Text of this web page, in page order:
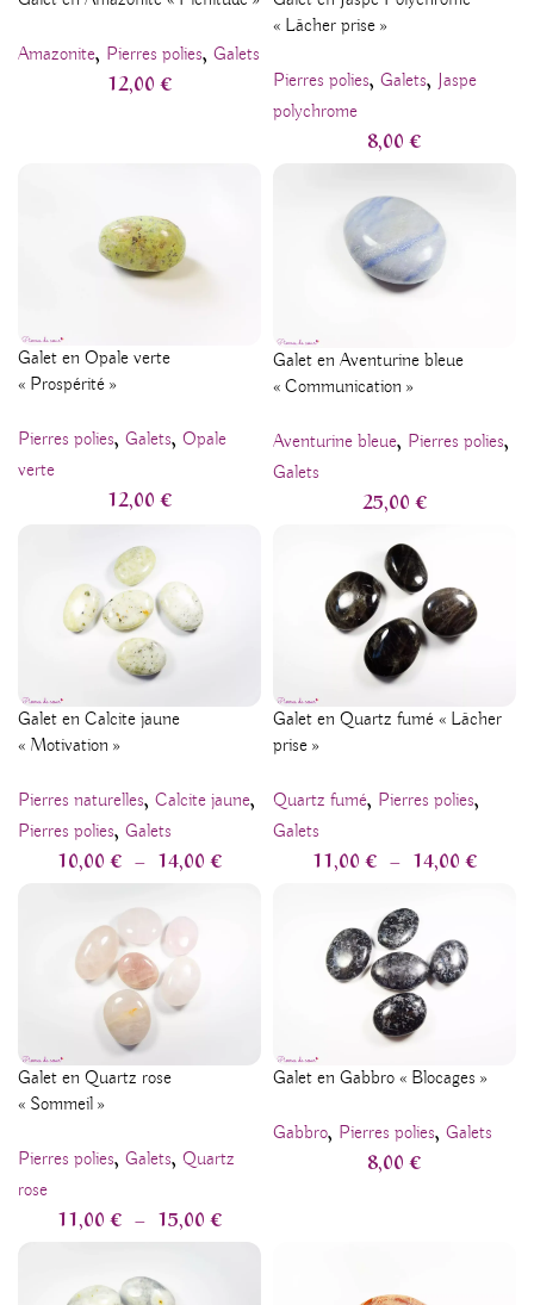
Amazonite, Pierres polies, Galets
12,00€
« Lâcher prise »
Pierres polies, Galets, Jaspe
polychrome
8,00€
Galet en Opale verte
« Prospérité »
Pierres polies, Galets, Opale
verte
12,00€
Galet en Aventurine bleue
« Communication »
Aventurine bleue Pierres polies
Galets
25,00€
Galet en Calcite jaune
« Motivation »
Pierres naturelles Calcite jaune
Pierres polies Galets
10,00€ – 14,00€
Galet en Quartz fumé « Lâcher
prise »
Quartz fumé Pierres polies
Galets
11,00€ – 14,00€
Galet en Quartz rose
« Sommeil »
Pierres polies Galets Quartz
rose
11,00€ – 15,00€
Galet en Gabbro « Blocages »
Gabbro Pierres polies Galets
8,00€